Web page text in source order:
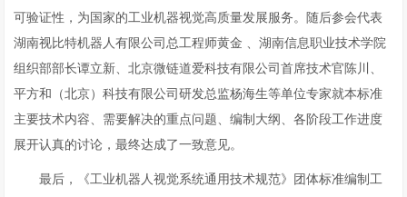
可验证性，为国家的工业机器视觉高质量发展服务。随后参会代表
湖南视比特机器人有限公司总工程师黄金 、湖南信息职业技术学院
组织部部长谭立新、北京微链道爱科技有限公司首席技术官陈川、
平方和（北京）科技有限公司研发总监杨海生等单位专家就本标准
主要技术内容、需要解决的重点问题、编制大纲、各阶段工作进度
展开认真的讨论，最终达成了一致意见。
最后，《工业机器人视觉系统通用技术规范》团体标准编制工